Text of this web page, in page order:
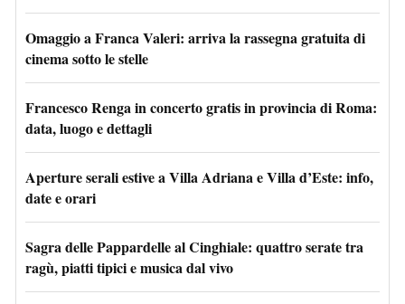
Omaggio a Franca Valeri: arriva la rassegna gratuita di
cinema sotto le stelle
Francesco Renga in concerto gratis in provincia di Roma:
data, luogo e dettagli
Aperture serali estive a Villa Adriana e Villa d’Este: info,
date e orari
Sagra delle Pappardelle al Cinghiale: quattro serate tra
ragù, piatti tipici e musica dal vivo